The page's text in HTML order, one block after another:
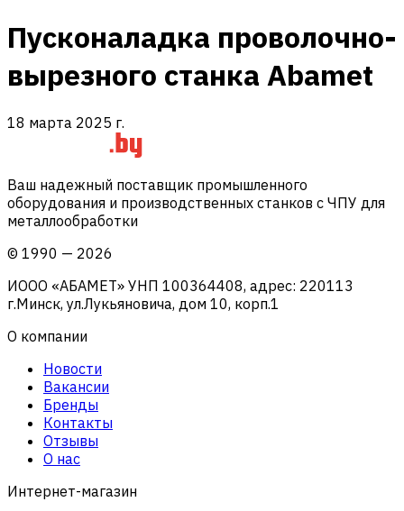
Пусконаладка проволочно-
вырезного станка Abamet
18 марта 2025 г.
Ваш надежный поставщик промышленного
оборудования и производственных станков с ЧПУ для
металлообработки
© 1990 — 2026
ИООО «АБАМЕТ» УНП 100364408, адрес: 220113
г.Минск, ул.Лукьяновича, дом 10, корп.1
О компании
Новости
Вакансии
Бренды
Контакты
Отзывы
О нас
Интернет-магазин